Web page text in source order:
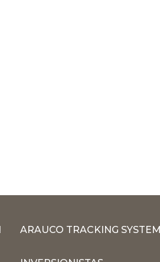
ARAUCO TRACKING SYSTEM